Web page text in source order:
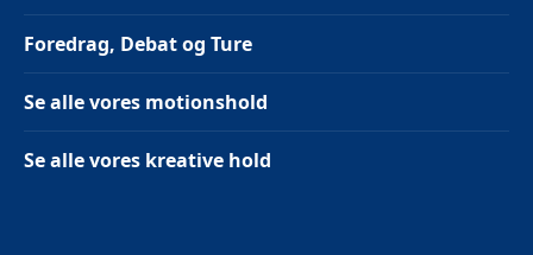
Foredrag, Debat og Ture
Se alle vores motionshold
Se alle vores kreative hold